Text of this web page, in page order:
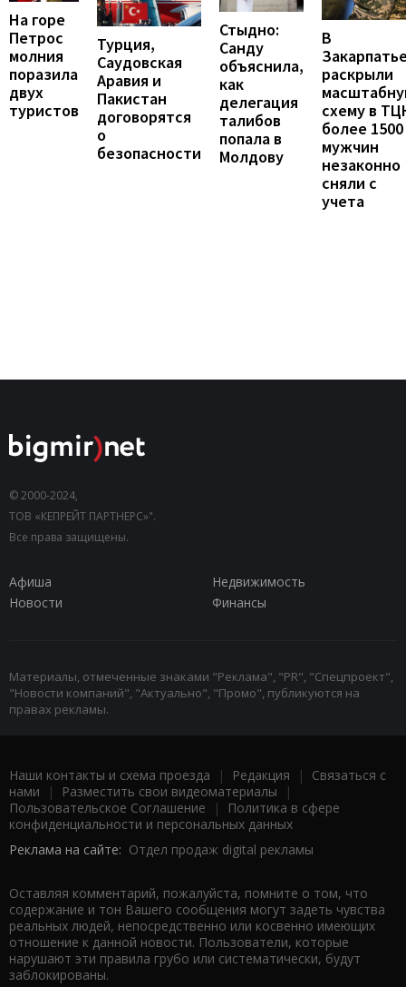
На горе
Петрос
молния
поразила
двух
туристов
Турция,
Саудовская
Аравия и
Пакистан
договорятся
о
безопасности
Стыдно:
Санду
объяснила,
как
делегация
талибов
попала в
Молдову
В
раскрыли
схему в
более 1500
мужчин
незаконно
сняли с
учета
© 2000-2024,
ТОВ «КЕПРЕЙТ ПАРТНЕРС»".
Все права защищены.
Афиша
Недвижимость
Новости
Финансы
Материалы, отмеченные знаками "Реклама", "PR", "Спецпроект",
"Новости компаний", "Актуально", "Промо", публикуются на
правах рекламы.
Наши контакты и схема проезда | Редакция | Связаться с
нами | Разместить свои видеоматериалы |
Пользовательское Соглашение |
Политика в сфере
конфиденциальности и персональных данных
Реклама на сайте: Отдел продаж digital рекламы
Оставляя комментарий, пожалуйста, помните о том, что
содержание и тон Вашего сообщения могут задеть чувства
реальных людей, непосредственно или косвенно имеющих
отношение к данной новости. Пользователи, которые
нарушают эти правила грубо или систематически, будут
заблокированы.